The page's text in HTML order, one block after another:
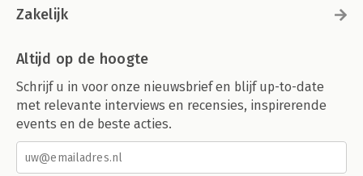
Zakelijk
Altijd op de hoogte
Schrijf u in voor onze nieuwsbrief en blijf up-to-date
met relevante interviews en recensies, inspirerende
events en de beste acties.